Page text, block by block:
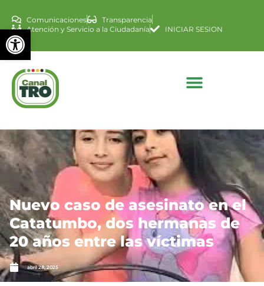
Abrir barra de
Comunicaciones
Transparencia
Atención y Servicio a la Ciudadanía
INICIAR SESION
Nuevo caso de asesinato en el
Catatumbo, dos hermanas de
20 años entre las víctimas
abril 28, 2025